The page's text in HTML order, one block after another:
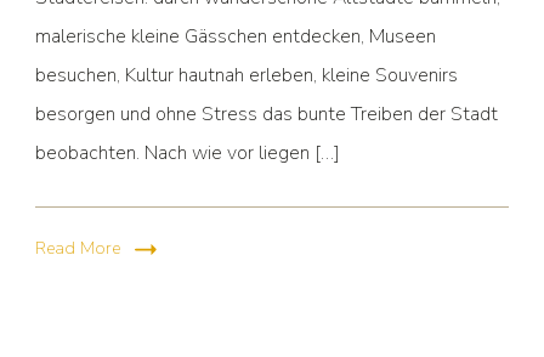
malerische kleine Gässchen entdecken, Museen
besuchen, Kultur hautnah erleben, kleine Souvenirs
besorgen und ohne Stress das bunte Treiben der Stadt
beobachten. Nach wie vor liegen […]
Read More